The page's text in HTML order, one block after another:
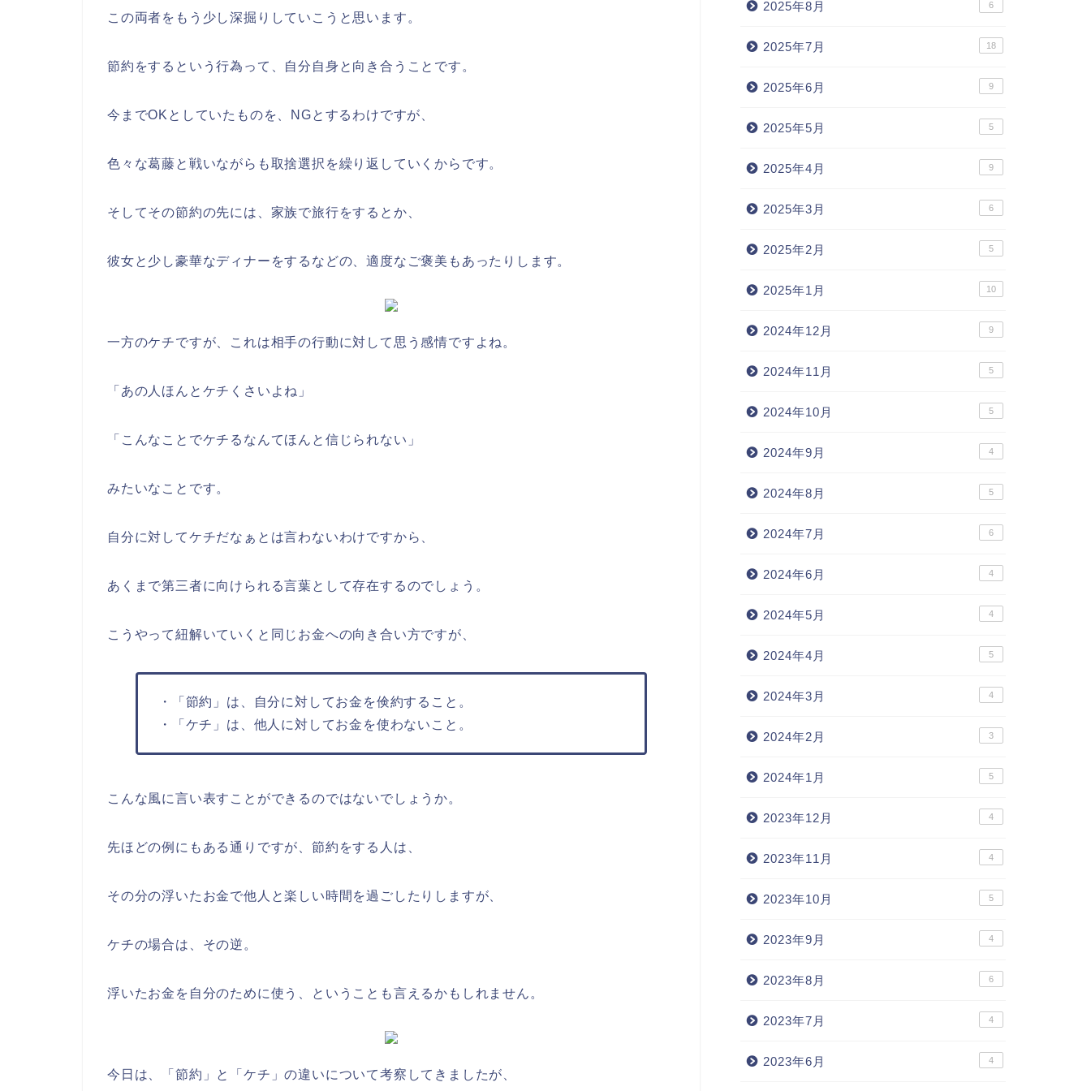
この両者をもう少し深掘りしていこうと思います。
節約をするという行為って、自分自身と向き合うことです。
今までOKとしていたものを、NGとするわけですが、
色々な葛藤と戦いながらも取捨選択を繰り返していくからです。
そしてその節約の先には、家族で旅行をするとか、
彼女と少し豪華なディナーをするなどの、適度なご褒美もあったりします。
一方のケチですが、これは相手の行動に対して思う感情ですよね。
「あの人ほんとケチくさいよね」
「こんなことでケチるなんてほんと信じられない」
みたいなことです。
自分に対してケチだなぁとは言わないわけですから、
あくまで第三者に向けられる言葉として存在するのでしょう。
こうやって紐解いていくと同じお金への向き合い方ですが、
・「節約」は、自分に対してお金を倹約すること。
・「ケチ」は、他人に対してお金を使わないこと。
こんな風に言い表すことができるのではないでしょうか。
先ほどの例にもある通りですが、節約をする人は、
その分の浮いたお金で他人と楽しい時間を過ごしたりしますが、
ケチの場合は、その逆。
浮いたお金を自分のために使う、ということも言えるかもしれません。
今日は、「節約」と「ケチ」の違いについて考察してきましたが、
2025年8月 6
2025年7月 18
2025年6月 9
2025年5月 5
2025年4月 9
2025年3月 6
2025年2月 5
2025年1月 10
2024年12月 9
2024年11月 5
2024年10月 5
2024年9月 4
2024年8月 5
2024年7月 6
2024年6月 4
2024年5月 4
2024年4月 5
2024年3月 4
2024年2月 3
2024年1月 5
2023年12月 4
2023年11月 4
2023年10月 5
2023年9月 4
2023年8月 6
2023年7月 4
2023年6月 4